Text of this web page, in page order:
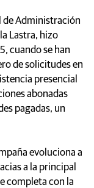
de Administración
Lastra, hizo
cuando se han
de solicitudes en
presencial
abonadas
pagadas, un
evoluciona a
a la principal
completa con la